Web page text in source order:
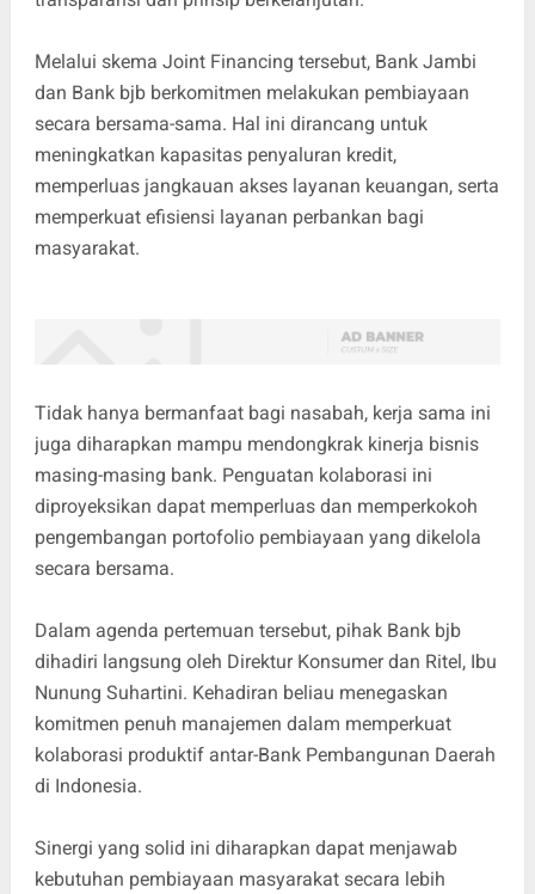
​Melalui skema Joint Financing tersebut, Bank Jambi
dan Bank bjb berkomitmen melakukan pembiayaan
secara bersama-sama. Hal ini dirancang untuk
meningkatkan kapasitas penyaluran kredit,
memperluas jangkauan akses layanan keuangan, serta
memperkuat efisiensi layanan perbankan bagi
masyarakat.
​Tidak hanya bermanfaat bagi nasabah, kerja sama ini
juga diharapkan mampu mendongkrak kinerja bisnis
masing-masing bank. Penguatan kolaborasi ini
diproyeksikan dapat memperluas dan memperkokoh
pengembangan portofolio pembiayaan yang dikelola
secara bersama.
​Dalam agenda pertemuan tersebut, pihak Bank bjb
dihadiri langsung oleh Direktur Konsumer dan Ritel, Ibu
Nunung Suhartini. Kehadiran beliau menegaskan
komitmen penuh manajemen dalam memperkuat
kolaborasi produktif antar-Bank Pembangunan Daerah
di Indonesia.
​Sinergi yang solid ini diharapkan dapat menjawab
kebutuhan pembiayaan masyarakat secara lebih